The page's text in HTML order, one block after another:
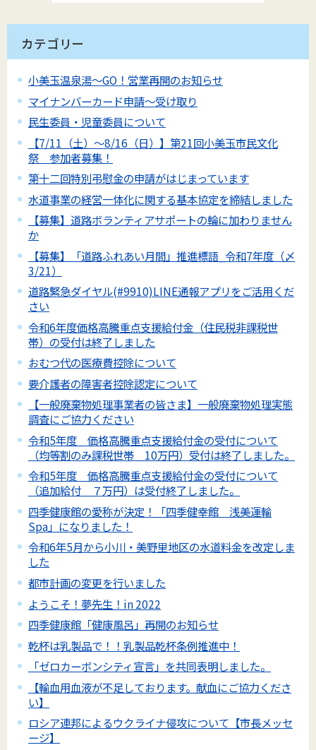
カテゴリー
小美玉温泉湯～GO！営業再開のお知らせ
マイナンバーカード申請～受け取り
民生委員・児童委員について
【7/11（土）～8/16（日）】第21回小美玉市民文化
祭 参加者募集！
第十二回特別弔慰金の申請がはじまっています
水道事業の経営一体化に関する基本協定を締結しました
【募集】道路ボランティアサポートの輪に加わりません
か
【募集】「道路ふれあい月間」推進標語_令和7年度（〆
3/21）
道路緊急ダイヤル(#9910)LINE通報アプリをご活用くだ
さい
令和6年度価格高騰重点支援給付金（住民税非課税世
帯）の受付は終了しました
おむつ代の医療費控除について
要介護者の障害者控除認定について
【一般廃棄物処理事業者の皆さま】一般廃棄物処理実態
調査にご協力ください
令和5年度 価格高騰重点支援給付金の受付について
（均等割のみ課税世帯 10万円）受付は終了しました。
令和5年度 価格高騰重点支援給付金の受付について
（追加給付 ７万円）は受付終了しました。
四季健康館の愛称が決定！「四季健幸館 浅美運輸
Spa」になりました！
令和6年5月から小川・美野里地区の水道料金を改定しま
した
都市計画の変更を行いました
ようこそ！夢先生！in 2022
四季健康館「健康風呂」再開のお知らせ
乾杯は乳製品で！！乳製品乾杯条例推進中！
「ゼロカーボンシティ宣言」を共同表明しました。
【輸血用血液が不足しております。献血にご協力くださ
い】
ロシア連邦によるウクライナ侵攻について【市長メッセ
ージ】